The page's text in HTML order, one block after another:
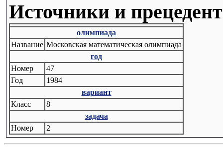
Источники и
олимпиада
Название Московская математическая олимпиада
год
Номер
47
Год
1984
вариант
Класс
8
задача
Номер
2